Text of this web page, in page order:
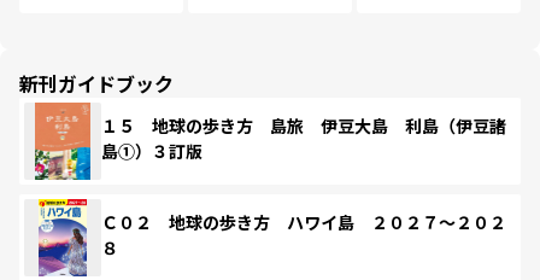
新刊ガイドブック
１５ 地球の歩き方 島旅 伊豆大島 利島（伊豆諸
島①）３訂版
Ｃ０２ 地球の歩き方 ハワイ島 ２０２７～２０２
８